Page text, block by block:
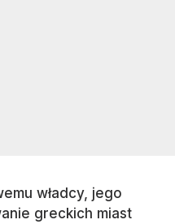
władcy, jego
greckich miast